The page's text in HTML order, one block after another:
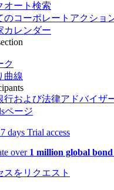
オート検索
のコーポレートアクショ
カレンダー
ク
曲線
行および法律アドバイザ
ページ
7 days Trial access
over 1 million global bond
スをリクエスト